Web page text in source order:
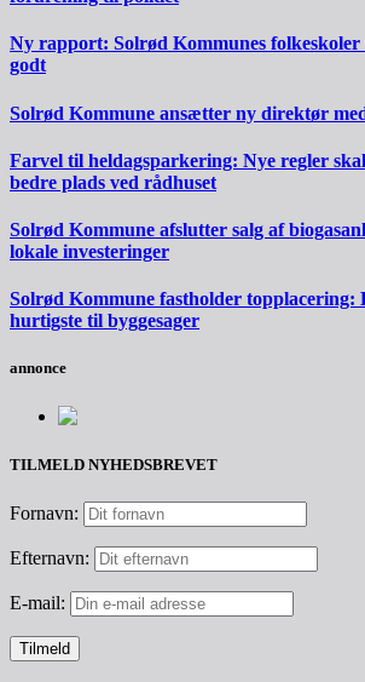
Ny rapport: Solrød Kommunes
godt
Solrød Kommune ansætter ny direktør
Farvel til heldagsparkering: Nye regler
bedre plads ved rådhuset
Solrød Kommune afslutter salg af
lokale investeringer
Solrød Kommune fastholder topplacering:
hurtigste til byggesager
annonce
TILMELD NYHEDSBREVET
Fornavn:
Efternavn:
E-mail: